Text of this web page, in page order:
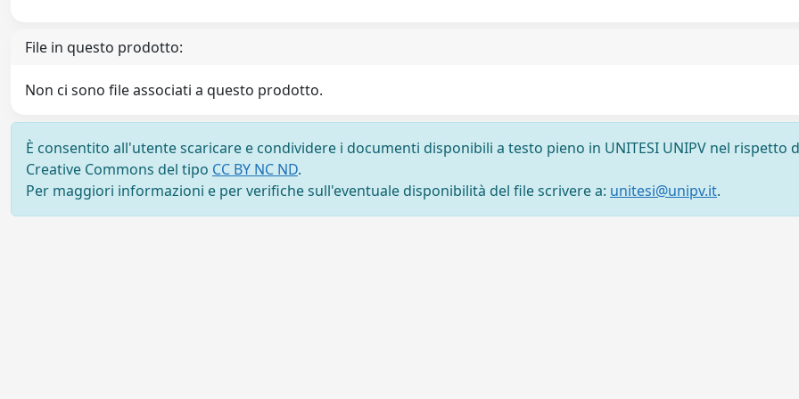
File in questo prodotto:
Non ci sono file associati a questo prodotto.
È consentito all'utente scaricare e condividere i documenti disponibili a testo pieno in UNITESI UNIPV nel rispetto
Creative Commons del tipo CC BY NC ND.
Per maggiori informazioni e per verifiche sull'eventuale disponibilità del file scrivere a: unitesi@unipv.it.